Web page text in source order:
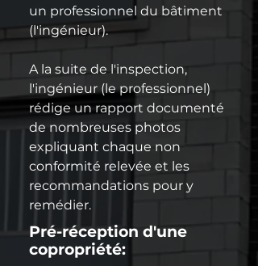
un professionnel du bâtiment
(l'ingénieur).
A la suite de l'inspection,
l'ingénieur (le professionnel)
rédige un rapport documenté
de nombreuses photos
expliquant chaque non
conformité relevée et les
recommandations pour y
remédier.
Pré-réception d'une
copropriété: